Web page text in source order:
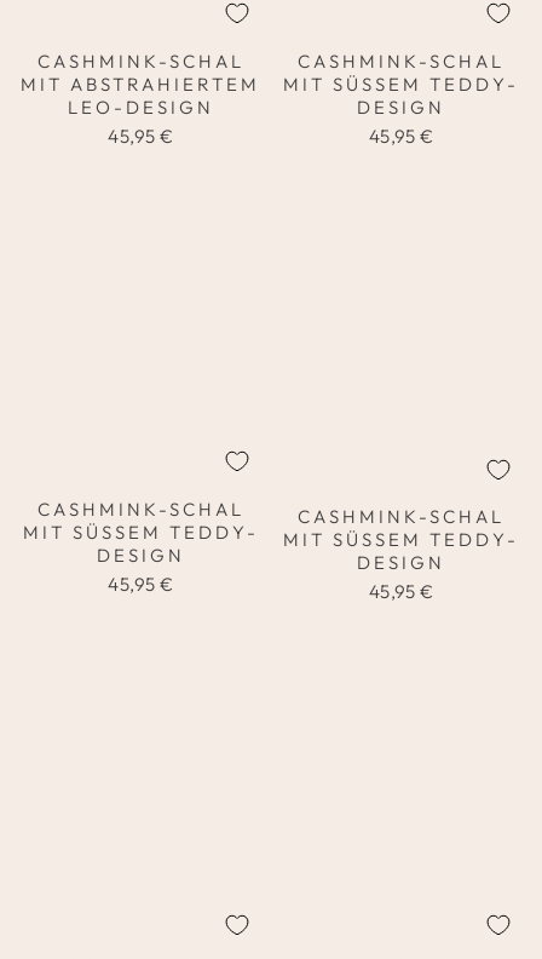
CASHMINK-SCHAL
MIT ABSTRAHIERTEM
LEO-DESIGN
45,95 €
CASHMINK-SCHAL
MIT SÜSSEM TEDDY-D
ESIGN
45,95 €
CASHMINK-SCHAL
MIT SÜSSEM TEDDY-D
ESIGN
45,95 €
CASHMINK-SCHAL
MIT SÜSSEM TEDDY-D
ESIGN
45,95 €